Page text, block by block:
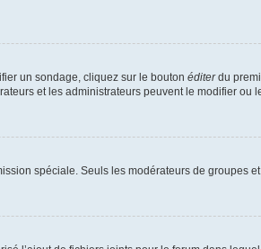
un sondage, cliquez sur le bouton éditerdu
et les administrateurs peuvent le modifier ou
spéciale. Seuls les modérateurs de groupes